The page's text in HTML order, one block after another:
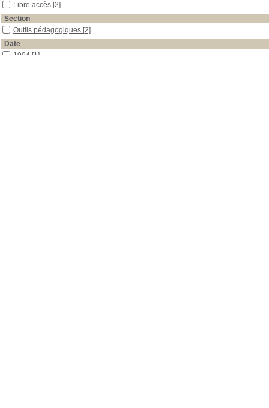
Libre accès [2]
Section
Outils pédagogiques [2]
Date
1994 [1]